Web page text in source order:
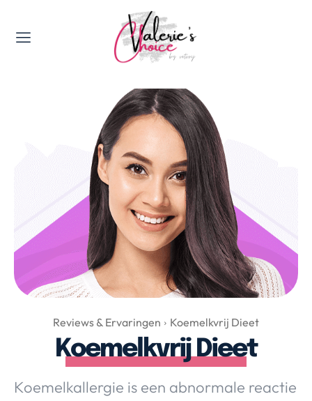
Valerie's Topics
Travel & Culture
Food & Drinks
Happyness & Opmerkelijk
Lifestyle, Sport & Duurzaamheid
Gadgets & Tech
Top 5 van Valerie
Health & Beauty
Huis & Tuin
Nieuws & Media
Over Valerie
Over Valerie
De Top 5
Contact
Reviews & Ervaringen Koemelkvrij Dieet
Koemelkvrij Dieet
Koemelkallergie is een abnormale reactie